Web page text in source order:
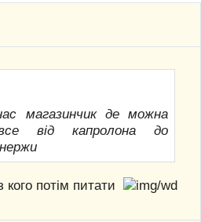
магазинчик де можна
від капролона до
потім питати